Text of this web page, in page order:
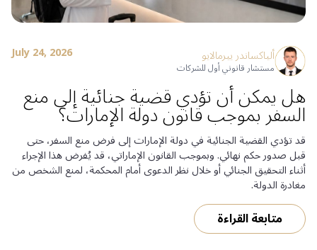
ألياكساندر ييرمالايو
مستشار قانوني أول للشركات
July 24, 2026
هل يمكن أن تؤدي قضية جنائية إلى منع
السفر بموجب قانون دولة الإمارات؟
قد تؤدي القضية الجنائية في دولة الإمارات إلى فرض منع السفر، حتى
قبل صدور حكم نهائي. وبموجب القانون الإماراتي، قد يُفرض هذا الإجراء
أثناء التحقيق الجنائي أو خلال نظر الدعوى أمام المحكمة، لمنع الشخص من
مغادرة الدولة.
متابعة القراءة